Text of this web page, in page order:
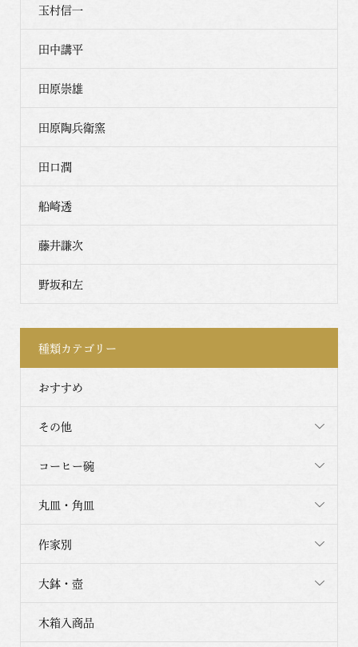
玉村信一
田中講平
田原崇雄
田原陶兵衛窯
田口潤
船崎透
藤井謙次
野坂和左
種類カテゴリー
おすすめ
その他
コーヒー碗
丸皿・角皿
作家別
大鉢・壺
木箱入商品